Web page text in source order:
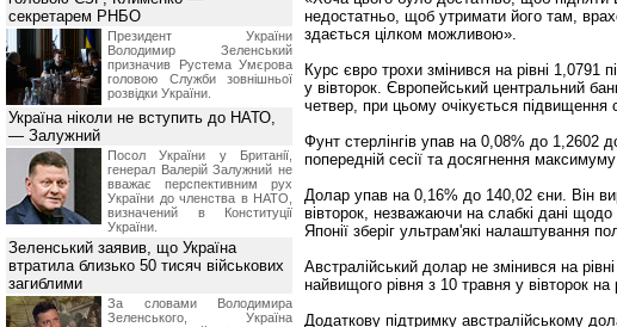
недостатньо, щоб утримати його там,
здається цілком можливою».
Курс євро трохи змінився на рівні
у вівторок. Європейський центральний
четвер, при цьому очікується підвищення
Фунт стерлінгів упав на 0,08% до 1,2602
попередній сесії та досягнення
Долар упав на 0,16% до 140,02 єни. Він
вівторок, незважаючи на слабкі дані
Японії зберіг ультрам'які налаштування
Австралійський долар не змінився на
найвищого рівня з 10 травня у вівторок на
Додаткову підтримку австралійському
секретарем РНБО
Президент України
Володимир Зеленський
призначив Pустема Умєрова
головою Служби зовнішньої
розвідки України.
Україна ніколи не вступить до НАТО,
— Залужний
Посол України у Британії,
генерал Валерій Залужний не
вважає перспективним рух
України до членства в НАТО,
визначений в Конституції
України.
Зеленський заявив, що Україна
втратила близько 50 тисяч військових
загиблими
За словами Володимира
Зеленського, Україна